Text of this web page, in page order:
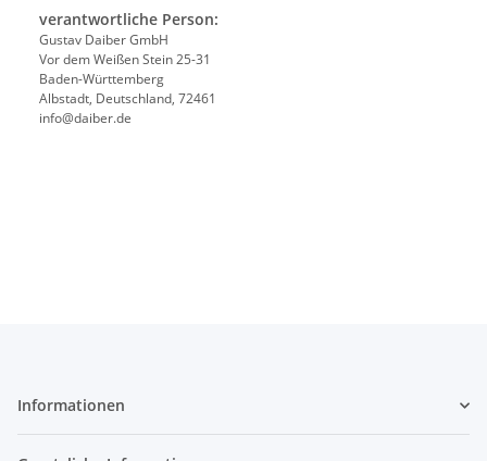
verantwortliche Person:
Gustav Daiber GmbH
Vor dem Weißen Stein 25-31
Baden-Württemberg
Albstadt, Deutschland, 72461
info@daiber.de
Informationen